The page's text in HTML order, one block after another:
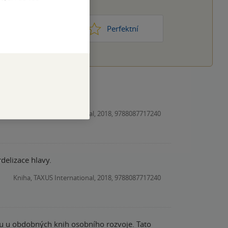
Perfektní
Kniha, TAXUS International, 2018, 9788087717240
hlavy.
Kniha, TAXUS International, 2018, 9788087717240
u obdobných knih osobního rozvoje. Tato